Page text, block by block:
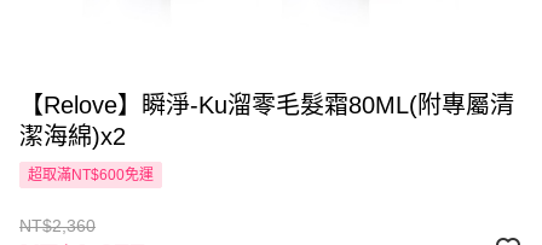
【Relove】瞬淨-Ku溜零毛髮霜80ML(附專屬清
潔海綿)x2
超取滿NT$600免運
NT$2,360